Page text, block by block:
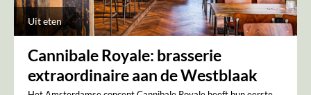
Uit eten
Cannibale Royale: brasserie
extraordinaire aan de Westblaak